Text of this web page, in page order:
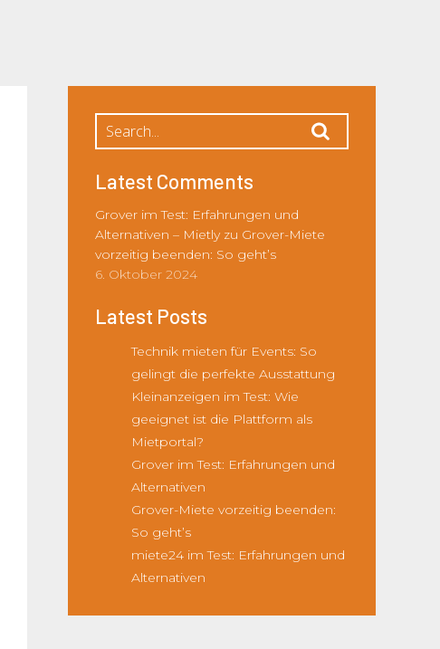
Latest Comments
Grover im Test: Erfahrungen und
Alternativen – Mietlyzu Grover-Miete
vorzeitig beenden: So geht’s
6. Oktober 2024
Latest Posts
Technik mieten für Events: So
gelingt die perfekte Ausstattung
Kleinanzeigen im Test: Wie
geeignet ist die Plattform als
Mietportal?
Grover im Test: Erfahrungen und
Alternativen
Grover-Miete vorzeitig beenden:
So geht’s
miete24 im Test: Erfahrungen und
Alternativen